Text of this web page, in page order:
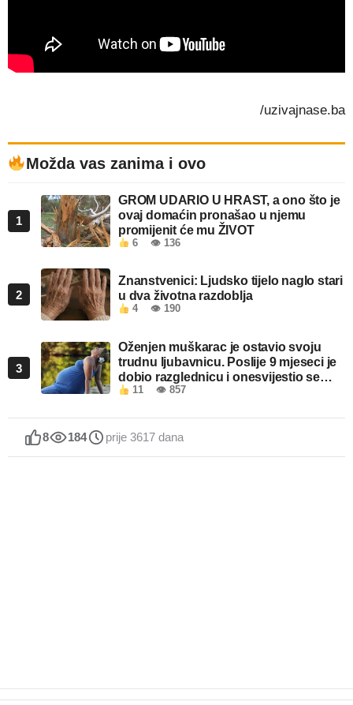
/uzivajnase.ba
Možda vas zanima i ovo
1
GROM UDARIO U HRAST, a ono što je
ovaj domaćin pronašao u njemu
promijenit će mu ŽIVOT
6 👁 136
2
Znanstvenici: Ljudsko tijelo naglo stari
u dva životna razdoblja
4 👁 190
3
Oženjen muškarac je ostavio svoju
trudnu ljubavnicu. Poslije 9 mjeseci je
dobio razglednicu i onesvijestio se
kada je pročitao šta piše!
11 👁 857
8 184 prije 3617 dana